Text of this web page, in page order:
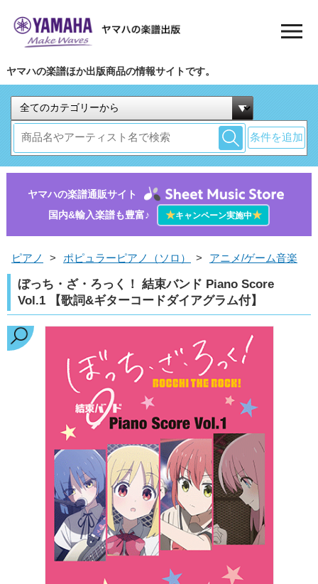
ヤマハの楽譜ほか出版商品の情報サイトです。
条件を追加
ヤマハの楽譜通販サイト
国内&輸入楽譜も豊富♪
★キャンペーン実施中★
ピアノ > ポピュラーピアノ（ソロ） > アニメ/ゲーム音楽
ぼっち・ざ・ろっく！ 結束バンド Piano Score
Vol.1 【歌詞&ギターコードダイアグラム付】